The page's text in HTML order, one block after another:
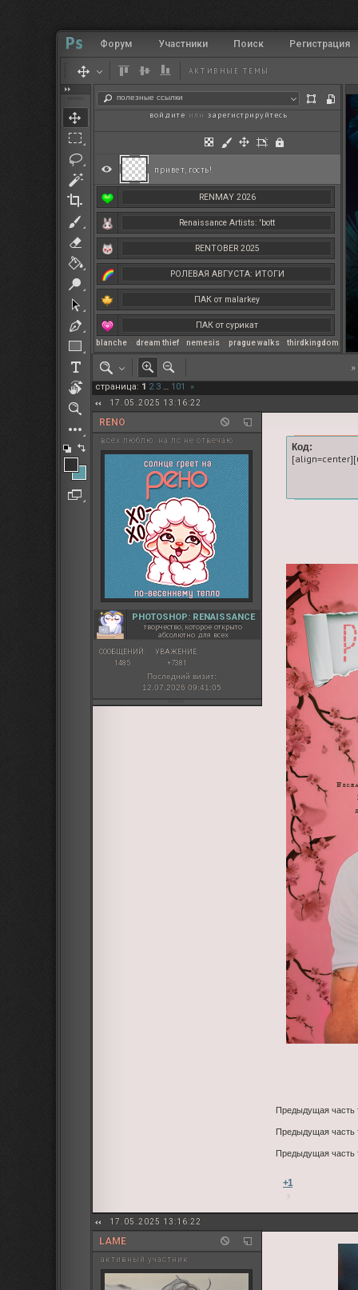
RENMAY 2026
Renaissance Artists: 'bott
RENTOBER 2025
РОЛЕВАЯ АВГУСТА: ИТОГИ
ПАК от malarkey
ПАК от сурикат
РЕНМАЙ
полезные ссылки
blanche – dream thief– nemesis – prague walks– thirdkingdom
Форум Участники Поиск Регистрация
АКТИВНЫЕ ТЕМЫ
привет, гость!
войдите или зарегистрируйтесь
»
страница: 1 2 3 … 101 »
17.05.2025 13:16:22
RENO
всех люблю. на лс не отвечаю
PHOTOSHOP: RENAISSANCE
творчество, которое открыто
абсолютно для всех
СООБЩЕНИЙ:
1485
УВАЖЕНИЕ:
+7381
Последний визит:
12.07.2026 09:41:05
Код:
Предыдущая
Предыдущая
Предыдущая
+1
17.05.2025 13:16:22
LAME
активный участник